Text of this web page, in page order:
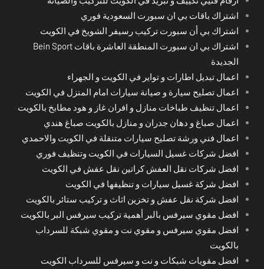
اشتراك باقات بي ان سبورت السعودية فوري
اشتراك بي أن سبورت تركيب رسيفر الشويخ في الكويت
اشتراك بي ان سبورت المنطقة العاشرة باقات Bein Sport
الجديدة
اعمال تبديل اطارات و تواير في الكويت و الجهراء
اعمال تصليح سيارة و صيانة سيارات امام المنزل في الكويت
اعمال تنظيف طباخات منازل و افران غاز و هود مطابخ بالكويت
اعمال صباغ و دهان جدران و منازل بالكويت صباغ هندي
اعمال فني ورشة تصليح سيارات متنقلة في الكويت والاحمدي
افضل شركات غسيل السيارات في الكويت وتنظيف فوري
افضل شركات نقل العفش كراتين نقل عفش في الكويت
افضل شركة غسيل سيارات و تنظيفها في الكويت
افضل شركة نقل عفش و تخزين اثاث و تركيب ستائر بالكويت
افضل مقوي سيرفس بالبر أهمية تركيب سيرفس البر بالكويت
افضل مقوي سيرفس و مقوي نت و مقوي شبكة للسرداب
بالكويت
افضل مقويات شبكات و نت و سيرفس للسرداب الكويت